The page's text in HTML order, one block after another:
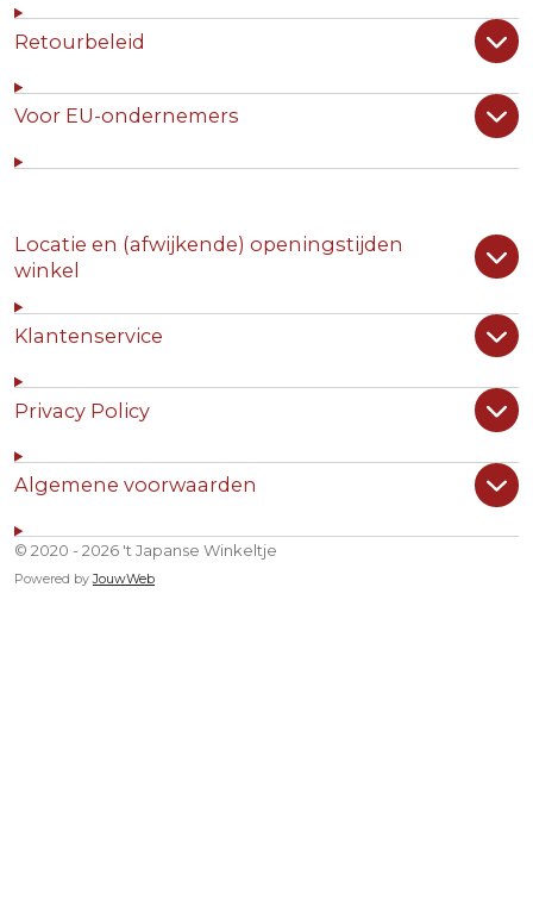
Retourbeleid
Voor EU-ondernemers
Locatie en (afwijkende) openingstijden
winkel
Klantenservice
Privacy Policy
Algemene voorwaarden
© 2020 - 2026 't Japanse Winkeltje
Powered byJouwWeb